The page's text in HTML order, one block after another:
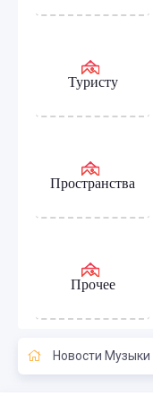
Туристу
Пространства
Прочее
Новости Музыки